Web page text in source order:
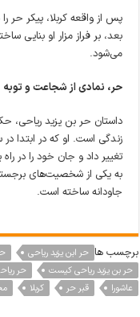
پس از واقعه کربلا، پیکر حر
بعد، بر فراز مزار او بنایی
می‌شود.
حر، نمادی از شجاعت و توبه
داستان حر بن یزید ریاحی،
زندگی است. او که در ابتدا
تغییر داد و جان خود را در
به یکی از شخصیت‌های برجسته
جاودانه ساخته است.
برچسب ها حر ابن یزید ریاحی
حر بن یزید ریاحی کیست
حر
عاشورا
قبر حر کربلا